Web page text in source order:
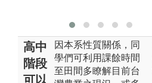
高中
階段
可以
因本系性質關係，同
學們可利用課餘時間
至田間多瞭解目前台